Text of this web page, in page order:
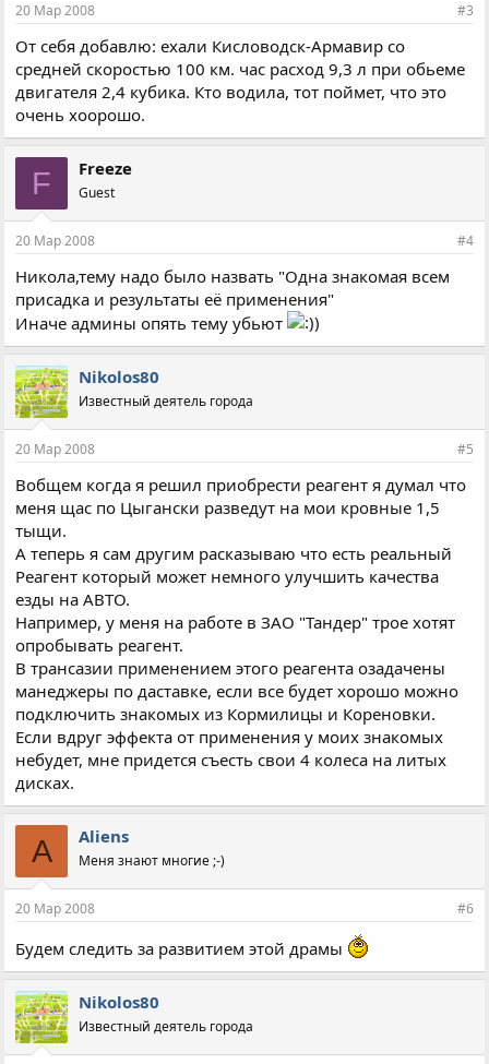
20 Мар 2008 #3
От себя добавлю: ехали Кисловодск-Армавир со
средней скоростью 100 км. час расход 9,3 л при обьеме
двигателя 2,4 кубика. Кто водила, тот поймет, что это
очень хоорошо.
F Freeze
Guest
20 Мар 2008 #4
Никола,тему надо было назвать "Одна знакомая всем
присадка и результаты её применения"
Иначе админы опять тему убьют
Nikolos80
Известный деятель города
20 Мар 2008 #5
Вобщем когда я решил приобрести реагент я думал что
меня щас по Цыгански разведут на мои кровные 1,5
тыщи.
А теперь я сам другим расказываю что есть реальный
Реагент который может немного улучшить качества
езды на АВТО.
Например, у меня на работе в ЗАО "Тандер" трое хотят
опробывать реагент.
В трансазии применением этого реагента озадачены
манеджеры по даставке, если все будет хорошо можно
подключить знакомых из Кормилицы и Кореновки.
Если вдруг эффекта от применения у моих знакомых
небудет, мне придется съесть свои 4 колеса на литых
дисках.
A Aliens
Меня знают многие ;-)
20 Мар 2008 #6
Будем следить за развитием этой драмы
Nikolos80
Известный деятель города